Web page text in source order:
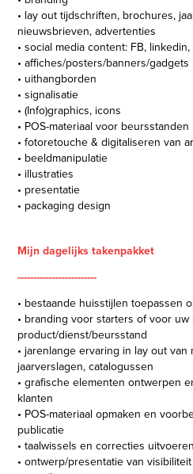
• lay out tijdschriften, brochures,
nieuwsbrieven, advertenties
• social media content: FB,
• affiches/posters/banners/gadgets
• uithangborden
• signalisatie
• (Info)graphics, icons
• POS-materiaal voor beursstanden
• fotoretouche & digitaliseren van
• beeldmanipulatie
• illustraties
• presentatie
• packaging design
Mijn dagelijks takenpakket
-------------------------
• bestaande huisstijlen toepassen
• branding voor starters of voor uw
product/dienst/beursstand
• jarenlange ervaring in lay out van
jaarverslagen, catalogussen
• grafische elementen ontwerpen
klanten
• POS-materiaal opmaken en
publicatie
• taalwissels en correcties
• ontwerp/presentatie van